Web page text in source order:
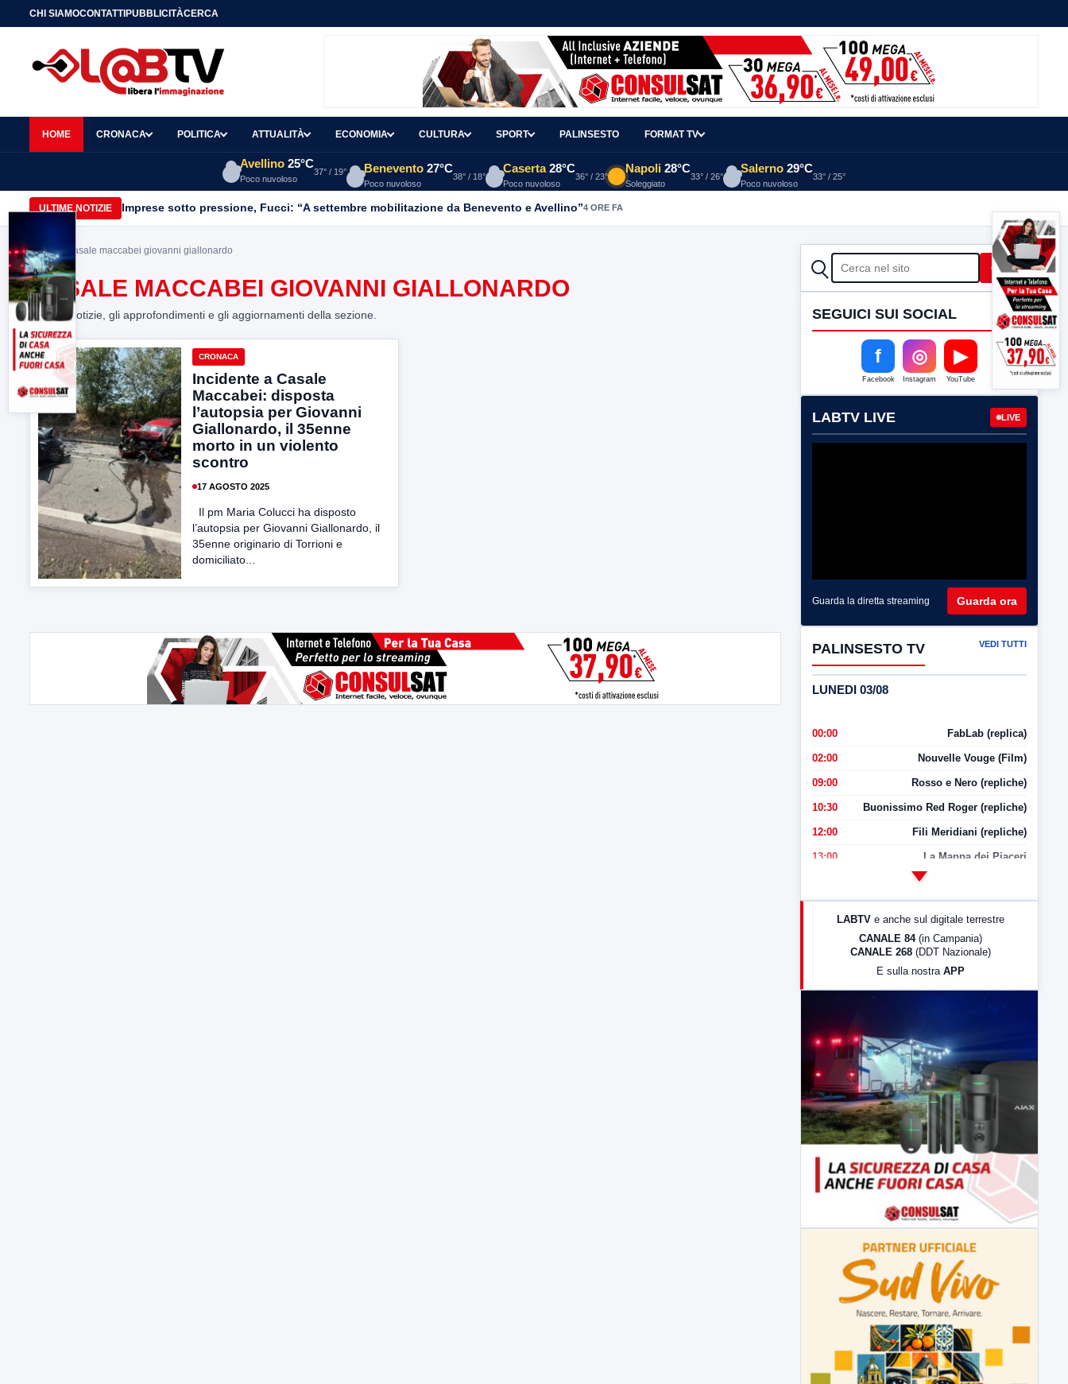
CHI SIAMOCONTATTIPUBBLICITÀCERCA
HOME CRONACA POLITICA ATTUALITÀ ECONOMIA CULTURA SPORT PALINSESTO FORMAT TV
Avellino 25°C
Poco nuvoloso
37° / 19° Benevento 27°C
Poco nuvoloso
38° / 18°
Caserta 28°C
Poco nuvoloso
36° / 23°
Napoli 28°C
Soleggiato
33° / 26°
Salerno 29°C
Poco nuvoloso
33° / 25°
ULTIME NOTIZIE Imprese sotto pressione, Fucci: “A settembre mobilitazione da Benevento e Avellino”4 ORE FA
Home> Casale maccabei giovanni giallonardo
CASALE MACCABEI GIOVANNI GIALLONARDO
Tutte le notizie, gli approfondimenti e gli aggiornamenti della sezione.
CRONACA
Incidente a Casale
Maccabei: disposta
l’autopsia per Giovanni
Giallonardo, il 35enne
morto in un violento
scontro
17 AGOSTO 2025
Il pm Maria Colucci ha disposto
l’autopsia per Giovanni Giallonardo, il
35enne originario di Torrioni e
domiciliato...
CERCA Cerca
SEGUICI SUI SOCIAL
f
Facebook
◎
Instagram
▶
YouTube
LABTV LIVE LIVE
Guarda la diretta streaming Guarda ora
PALINSESTO TV VEDI TUTTI
LUNEDI 03/08
00:00 FabLab (replica)
02:00 Nouvelle Vouge (Film)
09:00 Rosso e Nero (repliche)
10:30 Buonissimo Red Roger (repliche)
12:00 Fili Meridiani (repliche)
13:00 La Mappa dei Piaceri
LabNews (Diretta)
LABTV e anche sul digitale terrestre
CANALE 84 (in Campania)
CANALE 268 (DDT Nazionale)
E sulla nostra APP